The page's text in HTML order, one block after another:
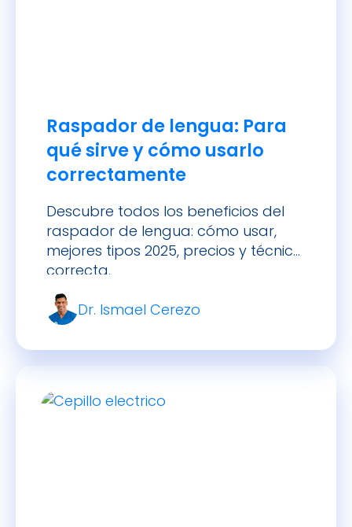
Raspador de lengua: Para
qué sirve y cómo usarlo
correctamente
Descubre todos los beneficios del
raspador de lengua: cómo usar,
mejores tipos 2025, precios y técnica
correcta.
Dr. Ismael Cerezo